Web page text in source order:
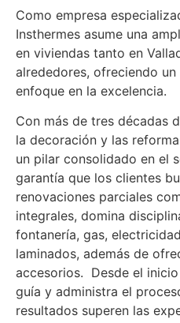
Como empresa
Insthermes asume una
en viviendas tanto en
alrededores, ofreciendo
enfoque en la excelencia.
Con más de tres décadas
la decoración y las
un pilar consolidado en el
garantía que los clientes
renovaciones parciales
integrales, domina
fontanería, gas,
laminados, además de
accesorios. Desde el
guía y administra el
resultados superen las